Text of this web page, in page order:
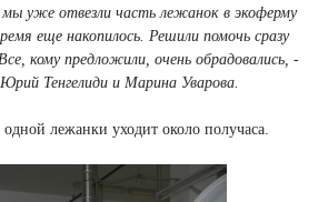
уже отвезли часть лежанок в экоферму
еще накопилось. Решили помочь сразу
кому предложили, очень обрадовались, -
Тенгелиди и Марина Уварова.
лежанки уходит около получаса.